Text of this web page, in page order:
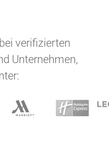
verifizierten
Unternehmen,
P